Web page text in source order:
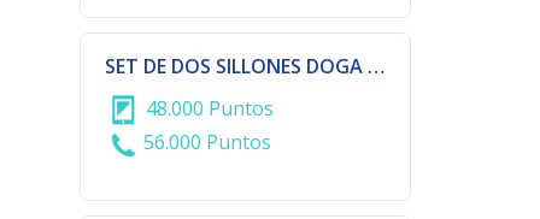
SET DE DOS SILLONES DOGA + 1 MESA DE APOYO EN COLOR ANTRACITA
48.000 Puntos
56.000 Puntos